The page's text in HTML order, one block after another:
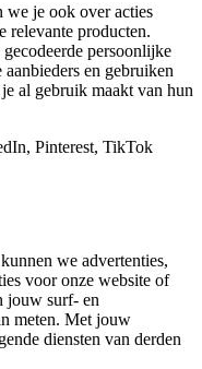
je ook over acties
relevante producten.
persoonlijke
en gebruiken
al gebruik maakt van hun
Pinterest, TikTok
we advertenties,
voor onze website of
jouw surf- en
meten. Met jouw
diensten van derden